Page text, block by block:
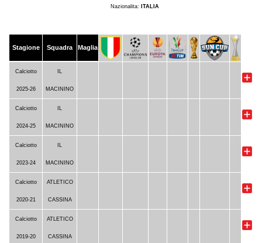
Nazionalita: ITALIA
Stagione Squadra Maglia
Calciotto
2025-26
IL
MACININO
Calciotto
2024-25
IL
MACININO
Calciotto
2023-24
IL
MACININO
Calciotto
2020-21
ATLETICO
CASSINA
Calciotto
2019-20
ATLETICO
CASSINA